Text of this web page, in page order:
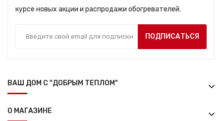
курсе новых акции и распродажи обогревателей.
ПОДПИСАТЬСЯ
ВАШ ДОМ С "ДОБРЫМ ТЕПЛОМ"
О МАГАЗИНЕ